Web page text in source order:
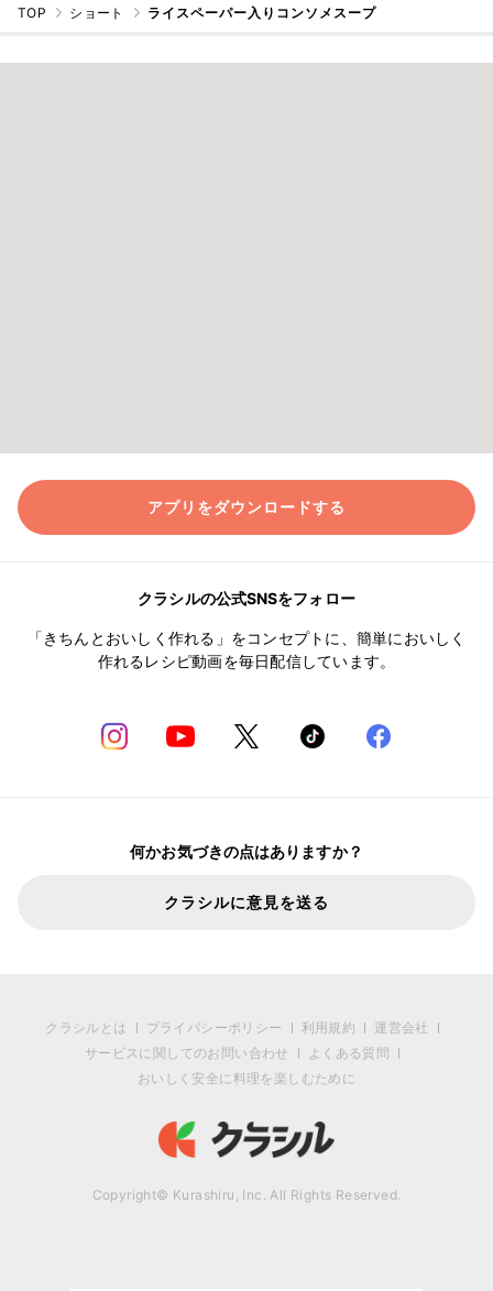
TOP ショート ライスペーパー入りコンソメスープ
アプリをダウンロードする
クラシルの公式SNSをフォロー
「きちんとおいしく作れる」をコンセプトに、簡単においしく
作れるレシピ動画を毎日配信しています。
何かお気づきの点はありますか？
クラシルに意見を送る
クラシルとは プライバシーポリシー 利用規約
運営会社
サービスに関してのお問い合わせ
よくある質問
おいしく安全に料理を楽しむために
Copyright© Kurashiru, Inc. All Rights Reserved.